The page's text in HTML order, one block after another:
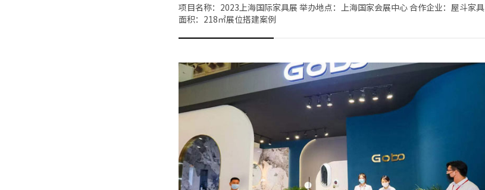
项目名称：2023上海国际家具展 举办地点：上海国家会展中心 合作企业：屋斗家具
面积：218㎡展位搭建案例